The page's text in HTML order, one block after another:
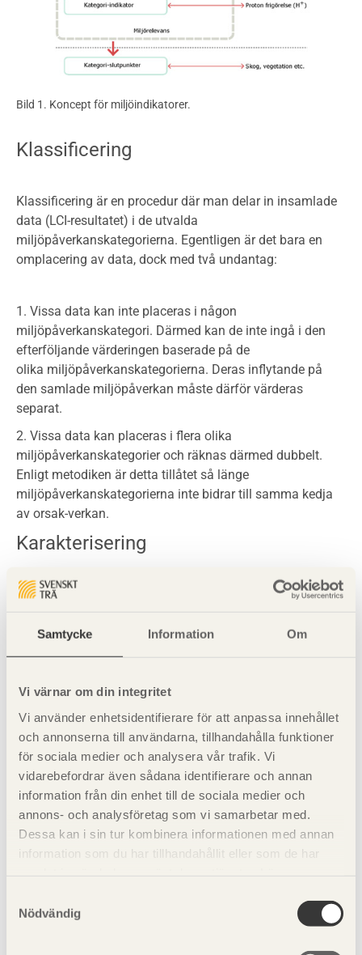
Samtycke Information Om
Vi värnar om din integritet
Vi använder enhetsidentifierare för att anpassa innehållet
och annonserna till användarna, tillhandahålla funktioner
för sociala medier och analysera vår trafik. Vi
vidarebefordrar även sådana identifierare och annan
information från din enhet till de sociala medier och
annons- och analysföretag som vi samarbetar med.
Dessa kan i sin tur kombinera informationen med annan
information som du har tillhandahållit eller som de har
Nödvändig
Bild 1. Koncept för miljöindikatorer.
Klassificering
Klassificering är en procedur där man delar in insamlade
data (LCI-resultatet) i de utvalda
miljöpåverkanskategorierna. Egentligen är det bara en
omplacering av data, dock med två undantag:
Vissa data kan inte placeras i någon
miljöpåverkanskategori. Därmed kan de inte ingå i den
efterföljande värderingen baserade på de
olika miljöpåverkanskategorierna. Deras inflytande på
den samlade miljöpåverkan måste därför värderas
separat.
Vissa data kan placeras i flera olika
miljöpåverkanskategorier och räknas därmed dubbelt.
Enligt metodiken är detta tillåtet så länge
miljöpåverkanskategorierna inte bidrar till samma kedja
av orsak-verkan.
Karakterisering
Karakterisering är här en synonym för beräkningen av
olika påverkanskategorierna ska multipliceras med en så
kallad ekvivalensfaktor. På detta sätt kan alla
endimensionell numerisk indikator.
För miljöpåverkanskategorin växthuseffekt har man till
exempel CO2som kategoriindikator. Detta betyder att
varje kg CO2bidrar med 1 kg CO2-ekvivalenter till denna
påverkanskategori. Metan påverkar också denna kategori
men har karakteriseringsfaktorn 24,5. Detta betyder att
varje kg metan bidrar med 24,5 kg CO2-ekvivalenter till
denna miljöpåverkanskategori.
Se även